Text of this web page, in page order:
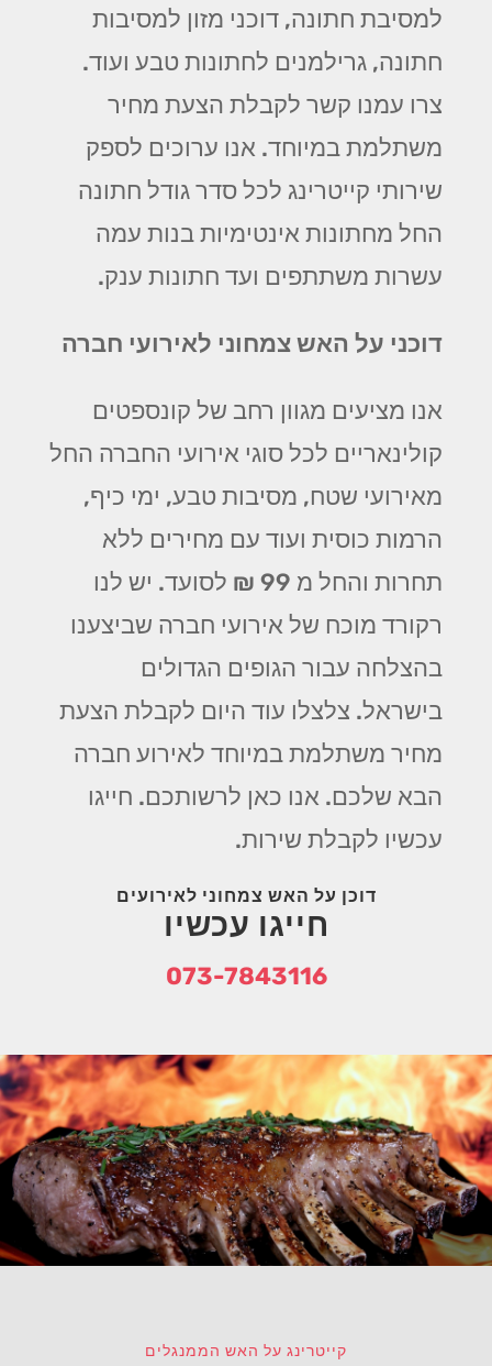
למסיבת חתונה, דוכני מזון למסיבות
חתונה, גרילמנים לחתונות טבע ועוד.
צרו עמנו קשר לקבלת הצעת מחיר
משתלמת במיוחד. אנו ערוכים לספק
שירותי קייטרינג לכל סדר גודל חתונה
החל מחתונות אינטימיות בנות עמה
עשרות משתתפים ועד חתונות ענק.
דוכני על האש צמחוני לאירועי חברה
אנו מציעים מגוון רחב של קונספטים
קולינאריים לכל סוגי אירועי החברה החל
מאירועי שטח, מסיבות טבע, ימי כיף,
הרמות כוסית ועוד עם מחירים ללא
תחרות והחל מ 99 ₪ לסועד. יש לנו
רקורד מוכח של אירועי חברה שביצענו
בהצלחה עבור הגופים הגדולים
בישראל. צלצלו עוד היום לקבלת הצעת
מחיר משתלמת במיוחד לאירוע חברה
הבא שלכם. אנו כאן לרשותכם. חייגו
עכשיו לקבלת שירות.
דוכן על האש צמחוני לאירועים
חייגו עכשיו
073-7843116
קייטרינג על האש הממנגלים